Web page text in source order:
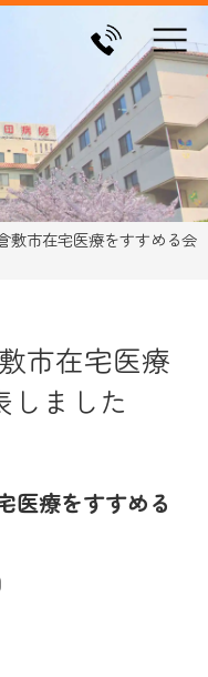
敷市在宅医療をすすめる会
市在宅医療
しました
医療をすすめる